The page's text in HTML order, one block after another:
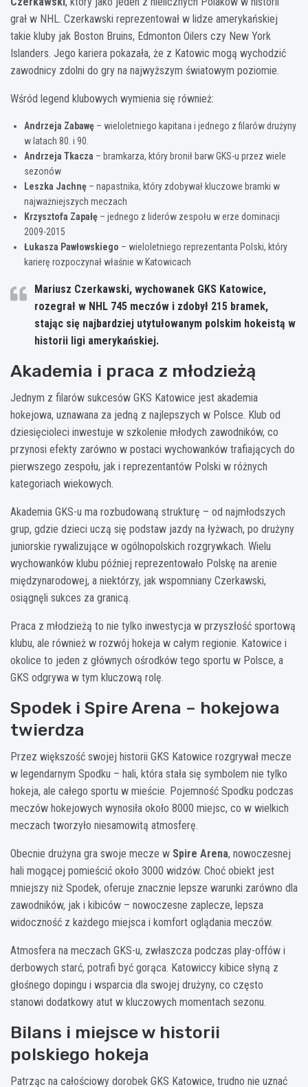
grał w NHL. Czerkawski reprezentował w lidze amerykańskiej
takie kluby jak Boston Bruins, Edmonton Oilers czy New York
Islanders. Jego kariera pokazała, że z Katowic mogą wychodzić
zawodnicy zdolni do gry na najwyższym światowym poziomie.
Wśród legend klubowych wymienia się również:
Andrzeja Zabawę – wieloletniego kapitana i jednego z filarów drużyny
w latach 80. i 90.
Andrzeja Tkacza – bramkarza, który bronił barw GKS-u przez wiele
sezonów
Leszka Jachnę – napastnika, który zdobywał kluczowe bramki w
najważniejszych meczach
Krzysztofa Zapałę – jednego z liderów zespołu w erze dominacji
2009-2015
Łukasza Pawłowskiego – wieloletniego reprezentanta Polski, który
karierę rozpoczynał właśnie w Katowicach
Mariusz Czerkawski, wychowanek GKS Katowice,
rozegrał w NHL 745 meczów i zdobył 215 bramek,
stając się najbardziej utytułowanym polskim hokeistą w
historii ligi amerykańskiej.
Akademia i praca z młodzieżą
Jednym z filarów sukcesów GKS Katowice jest akademia
hokejowa, uznawana za jedną z najlepszych w Polsce. Klub od
dziesięcioleci inwestuje w szkolenie młodych zawodników, co
przynosi efekty zarówno w postaci wychowanków trafiających do
pierwszego zespołu, jak i reprezentantów Polski w różnych
kategoriach wiekowych.
Akademia GKS-u ma rozbudowaną strukturę – od najmłodszych
grup, gdzie dzieci uczą się podstaw jazdy na łyżwach, po drużyny
juniorskie rywalizujące w ogólnopolskich rozgrywkach. Wielu
wychowanków klubu później reprezentowało Polskę na arenie
międzynarodowej, a niektórzy, jak wspomniany Czerkawski,
osiągnęli sukces za granicą.
Praca z młodzieżą to nie tylko inwestycja w przyszłość sportową
klubu, ale również w rozwój hokeja w całym regionie. Katowice i
okolice to jeden z głównych ośrodków tego sportu w Polsce, a
GKS odgrywa w tym kluczową rolę.
Spodek i Spire Arena – hokejowa
twierdza
Przez większość swojej historii GKS Katowice rozgrywał mecze
w legendarnym Spodku – hali, która stała się symbolem nie tylko
hokeja, ale całego sportu w mieście. Pojemność Spodku podczas
meczów hokejowych wynosiła około 8000 miejsc, co w wielkich
meczach tworzyło niesamowitą atmosferę.
Obecnie drużyna gra swoje mecze w Spire Arena, nowoczesnej
hali mogącej pomieścić około 3000 widzów. Choć obiekt jest
mniejszy niż Spodek, oferuje znacznie lepsze warunki zarówno dla
zawodników, jak i kibiców – nowoczesne zaplecze, lepsza
widoczność z każdego miejsca i komfort oglądania meczów.
Atmosfera na meczach GKS-u, zwłaszcza podczas play-offów i
derbowych starć, potrafi być gorąca. Katowiccy kibice słyną z
głośnego dopingu i wsparcia dla swojej drużyny, co często
stanowi dodatkowy atut w kluczowych momentach sezonu.
Bilans i miejsce w historii
polskiego hokeja
Patrząc na całościowy dorobek GKS Katowice, trudno nie uznać